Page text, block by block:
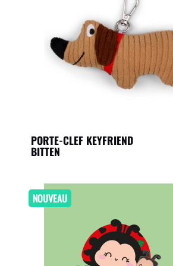
PORTE-CLEF KEYFRIEND
BITTEN
NOUVEAU